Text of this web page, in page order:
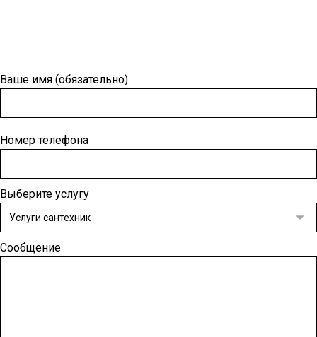
Номер телефона
Выберите услугу